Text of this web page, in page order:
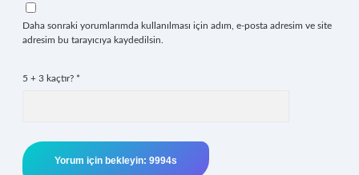
Daha sonraki yorumlarımda kullanılması için adım, e-posta adresim ve site
adresim bu tarayıcıya kaydedilsin.
5 + 3 kaçtır? *